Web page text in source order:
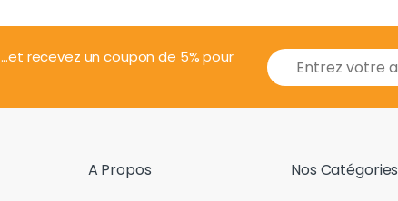
...et recevez un coupon de 5% pour
E
m
i
A Propos Nos Catégories